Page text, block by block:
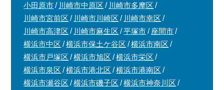
小田原市
川崎市中原区
川崎市多摩区
川崎市宮前区
川崎市川崎区
川崎市幸区
川崎市高津区
川崎市麻生区 平塚市
座間市
横浜市中区
横浜市保土ケ谷区
横浜市南区
横浜市戸塚区
横浜市旭区
横浜市栄区
横浜市泉区
横浜市港北区
横浜市港南区
横浜市瀬谷区
横浜市磯子区
横浜市神奈川区